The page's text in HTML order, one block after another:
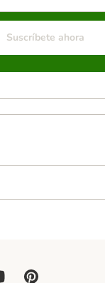
Suscríbete ahora